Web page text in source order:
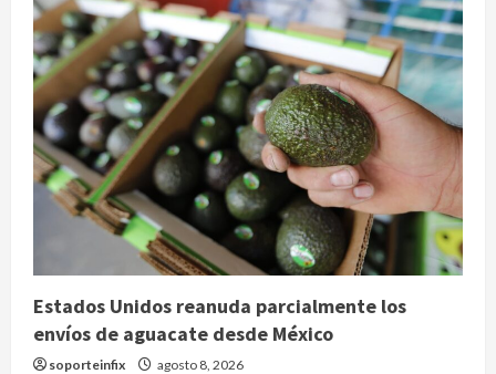
Estados Unidos reanuda parcialmente los
envíos de aguacate desde México
soporteinfix agosto 8, 2026